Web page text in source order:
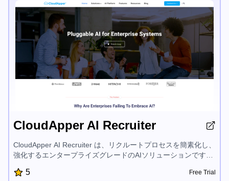
CloudApper AI Recruiter
CloudApper AI Recruiter は、リクルートプロセスを簡素化し、
強化するエンタープライズグレードのAIソリューションです。
ーニングの合理化、そして個別の推奨事項を提供することで、
5 Free Trial